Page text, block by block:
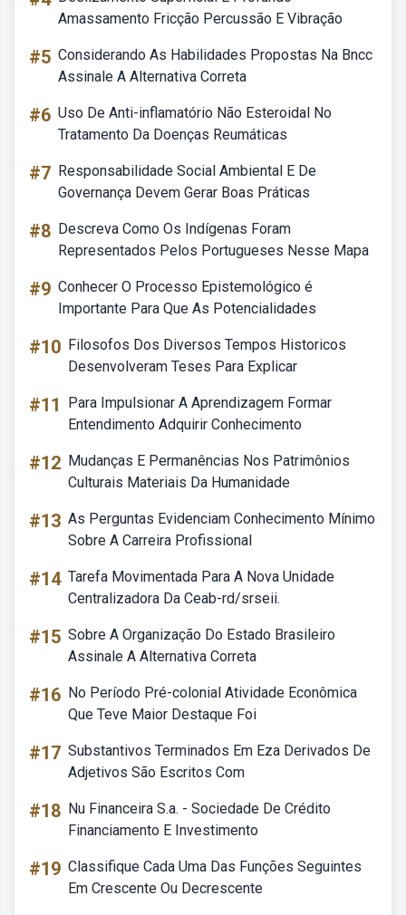
Amassamento Fricção Percussão E Vibração
#5 Considerando As Habilidades Propostas Na Bncc
Assinale A Alternativa Correta
#6 Uso De Anti-inflamatório Não Esteroidal No
Tratamento Da Doenças Reumáticas
#7 Responsabilidade Social Ambiental E De
Governança Devem Gerar Boas Práticas
#8 Descreva Como Os Indígenas Foram
Representados Pelos Portugueses Nesse Mapa
#9 Conhecer O Processo Epistemológico é
Importante Para Que As Potencialidades
#10 Filosofos Dos Diversos Tempos Historicos
Desenvolveram Teses Para Explicar
#11
Para Impulsionar A Aprendizagem Formar
Entendimento Adquirir Conhecimento
#12 Mudanças E Permanências Nos Patrimônios
Culturais Materiais Da Humanidade
#13 As Perguntas Evidenciam Conhecimento Mínimo
Sobre A Carreira Profissional
#14 Tarefa Movimentada Para A Nova Unidade
Centralizadora Da Ceab-rd/srseii.
#15 Sobre A Organização Do Estado Brasileiro
Assinale A Alternativa Correta
#16 No Período Pré-colonial Atividade Econômica
Que Teve Maior Destaque Foi
#17 Substantivos Terminados Em Eza Derivados De
Adjetivos São Escritos Com
#18 Nu Financeira S.a. - Sociedade De Crédito
Financiamento E Investimento
#19 Classifique Cada Uma Das Funções Seguintes
Em Crescente Ou Decrescente